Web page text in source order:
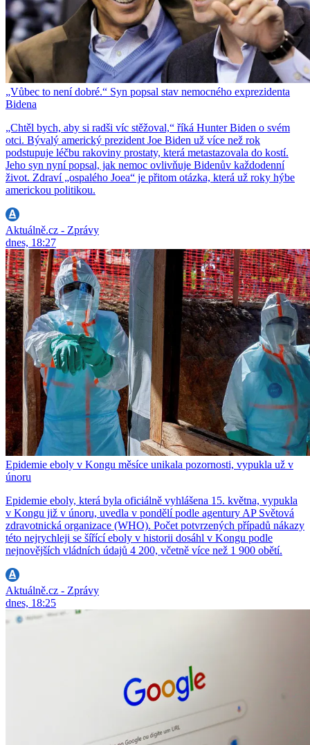
„Vůbec to není dobré.“ Syn popsal stav nemocného exprezidenta
Bidena
„Chtěl bych, aby si radši víc stěžoval,“ říká Hunter Biden o svém
otci. Bývalý americký prezident Joe Biden už více než rok
podstupuje léčbu rakoviny prostaty, která metastazovala do kostí.
Jeho syn nyní popsal, jak nemoc ovlivňuje Bidenův každodenní
život. Zdraví „ospalého Joea“ je přitom otázka, která už roky hýbe
americkou politikou.
Aktuálně.cz - Zprávy
dnes, 18:27
Epidemie eboly v Kongu měsíce unikala pozornosti, vypukla už v
únoru
Epidemie eboly, která byla oficiálně vyhlášena 15. května, vypukla
v Kongu již v únoru, uvedla v pondělí podle agentury AP Světová
zdravotnická organizace (WHO). Počet potvrzených případů nákazy
této nejrychleji se šířící eboly v historii dosáhl v Kongu podle
nejnovějších vládních údajů 4 200, včetně více než 1 900 obětí.
Aktuálně.cz - Zprávy
dnes, 18:25